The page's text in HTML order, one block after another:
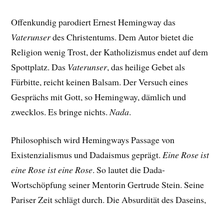
Offenkundig parodiert Ernest Hemingway das
Vaterunserdes Christentums. Dem Autor bietet die
Religion wenig Trost, der Katholizismus endet auf dem
Spottplatz. Das Vaterunser, das heilige Gebet als
Fürbitte, reicht keinen Balsam. Der Versuch eines
Gesprächs mit Gott, so Hemingway, dämlich und
zwecklos. Es bringe nichts. Nada.
Philosophisch wird Hemingways Passage von
Existenzialismus und Dadaismus geprägt.Eine Rose ist
eine Rose ist eine Rose. So lautet die Dada-
Wortschöpfung seiner Mentorin Gertrude Stein. Seine
Pariser Zeit schlägt durch. Die Absurdität des Daseins,